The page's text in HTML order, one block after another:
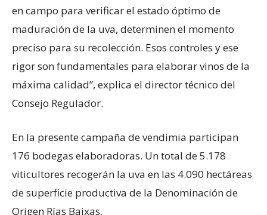
en campo para verificar el estado óptimo de
maduración de la uva, determinen el momento
preciso para su recolección. Esos controles y ese
rigor son fundamentales para elaborar vinos de la
máxima calidad”, explica el director técnico del
Consejo Regulador.
En la presente campaña de vendimia participan
176 bodegas elaboradoras. Un total de 5.178
viticultores recogerán la uva en las 4.090 hectáreas
de superficie productiva de la Denominación de
Origen Rías Baixas.